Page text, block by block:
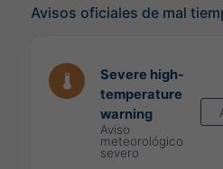
Avisos oficiales de mal
Severe high-
temperature
warning
Aviso
meteorológico
severo